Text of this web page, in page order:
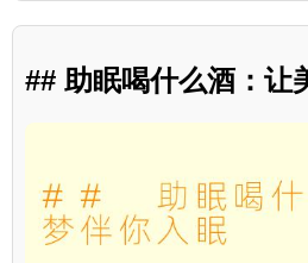
## 助眠喝什么酒：让